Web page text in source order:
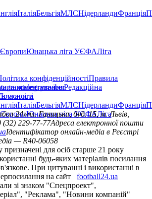
ІталіяБельгіяМЛСНідерландиФранція
ЄвропиЮнацька ліга УЄФАЛіга
конфіденційностіПравила
коментуванняРедакційна
telegramviber
ліга
ІталіяБельгіяМЛСНідерландиФранція
ЄвропиЮнацька ліга УЄФАЛіга
24»пл. Галицька, буд. 15, м. Львів,
(32) 229-77-77Адреса електронної пошти
Ідентифікатор онлайн-медіа в Реєстрі
— R40-06058
призначені для осіб старше 21 року
будь-яких матеріалів посилання
При цитуванні і використанні в
на сайт
football24.ua
зі знаком "Спецпроект",
"Реклама", "Новини компаній"